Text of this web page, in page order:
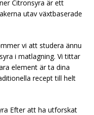
Citronsyra är ett
utav växtbaserade
vi att studera ännu
i matlagning. Vi tittar
element är ta dina
recept till helt
Efter att ha utforskat